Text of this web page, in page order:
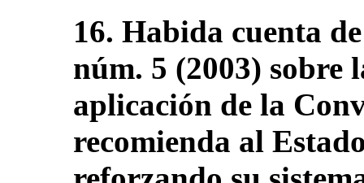
16. Habida cuenta
núm. 5 (2003) sobre
aplicación de la
recomienda al